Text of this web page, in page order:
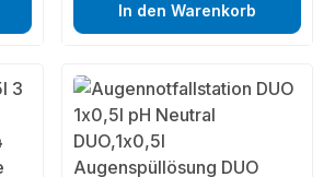
In den Warenkorb